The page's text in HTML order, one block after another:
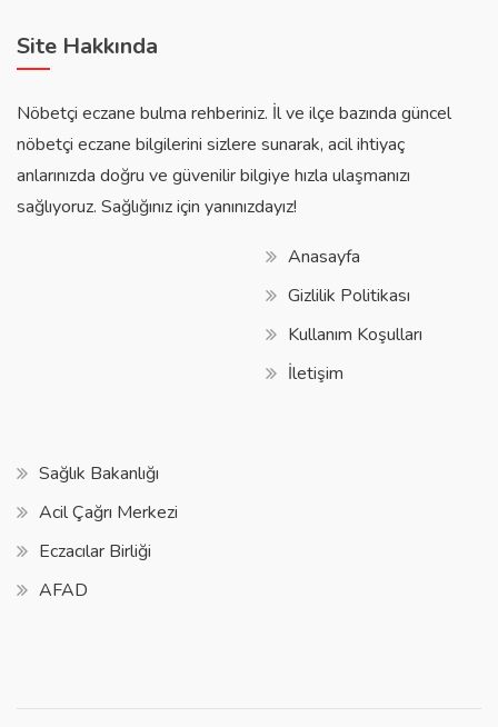
Site Hakkında
Nöbetçi eczane bulma rehberiniz. İl ve ilçe bazında güncel
nöbetçi eczane bilgilerini sizlere sunarak, acil ihtiyaç
anlarınızda doğru ve güvenilir bilgiye hızla ulaşmanızı
sağlıyoruz. Sağlığınız için yanınızdayız!
Anasayfa
Gizlilik Politikası
Kullanım Koşulları
İletişim
Sağlık Bakanlığı
Acil Çağrı Merkezi
Eczacılar Birliği
AFAD